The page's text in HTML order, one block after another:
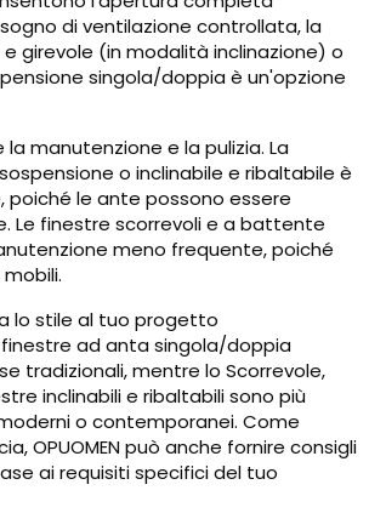
di ventilazione controllata, la
girevole (in modalità inclinazione) o
singola/doppia è un'opzione
la manutenzione e la pulizia. La
o inclinabile e ribaltabile è
poiché le ante possono essere
Le finestre scorrevoli e a battente
meno frequente, poiché
lo stile al tuo progetto
ad anta singola/doppia
tradizionali, mentre lo Scorrevole,
inclinabili e ribaltabili sono più
o contemporanei. Come
OPUOMEN può anche fornire consigli
ai requisiti specifici del tuo